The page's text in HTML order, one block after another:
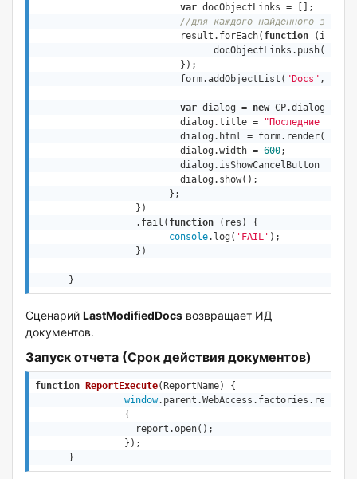
var docObjectLinks = [];
//для каждого найденного
			  result.forEach(
function ( item
				docObjectLinks.push({
			  form.addObjectList(
"Docs" ,
var dialog = new
			  dialog.title =
"Последние
			  dialog.width =
600;
			  dialog.isShowCancelButton =
		  .fail(
function ( res ) {
console.log( 'FAIL' );
      }
Сценарий LastModifiedDocs возвращает ИД
документов.
Запуск отчета (Срок действия документов)
function ReportExecute( ReportName) {
window
{
      }